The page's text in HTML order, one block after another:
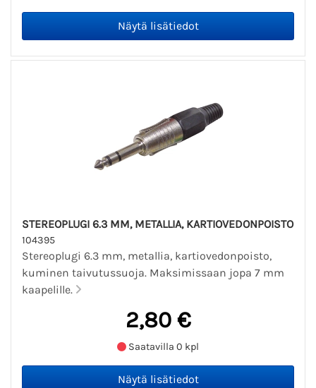
STEREOPLUGI 6.3 MM, METALLIA, KARTIOVEDONPOISTO
104395
Stereoplugi 6.3 mm, metallia, kartiovedonpoisto,
kuminen taivutussuoja. Maksimissaan jopa 7 mm
kaapelille.
2,80 €
Saatavilla 0 kpl